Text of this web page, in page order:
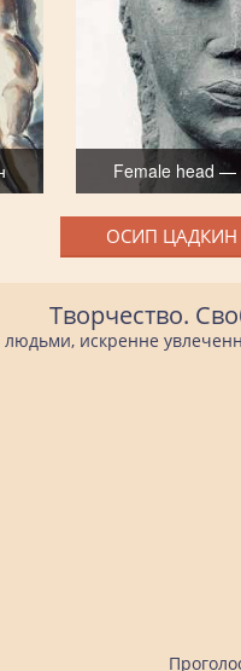
Female head —
ОСИП ЦАДКИН
Творчество.
искренне